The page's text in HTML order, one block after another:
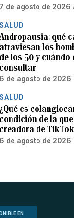
7 de agosto de 2026
SALUD
Andropausia: qué
atraviesan los
de los 50 y cuándo
consultar
6 de agosto de 2026
SALUD
¿Qué es
condición de la
creadora de
6 de agosto de 2026
EN